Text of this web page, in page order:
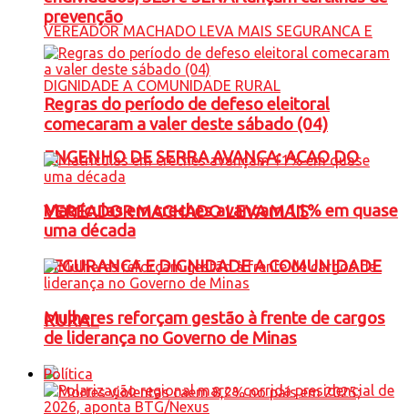
ENGENHO DE SERRA AVANÇA: ACAO DO
VEREADOR MACHADO LEVA MAIS
SEGURANCA E DIGNIDADE A COMUNIDADE
RURAL
prevenção
Regras do período de defeso eleitoral
comecaram a valer deste sábado (04)
Matrículas em creches avançam 11% em quase
uma década
Mulheres reforçam gestão à frente de cargos
de liderança no Governo de Minas
Política